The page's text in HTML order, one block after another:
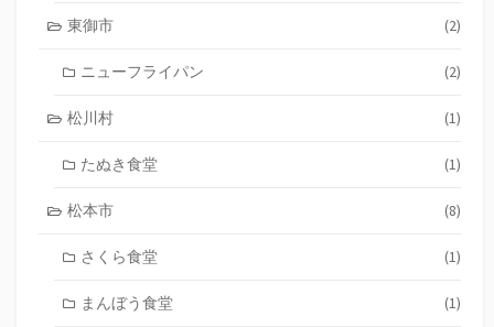
東御市 (2)
ニューフライパン (2)
松川村 (1)
たぬき食堂 (1)
松本市 (8)
さくら食堂 (1)
まんぼう食堂 (1)